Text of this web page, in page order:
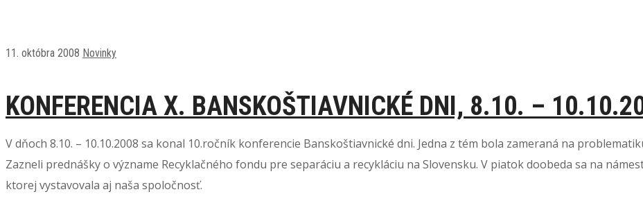
11. októbra 2008 Novinky
KONFERENCIA X. BANSKOŠTIAVNICKÉ DNI, 8.10. –
V dňoch 8.10. – 10.10.2008 sa konal 10.ročník konferencie Banskoštiavnické dni. Jedna z tém bola zameraná na
Zazneli prednášky o význame Recyklačného fondu pre separáciu a recykláciu na Slovensku. V piatok doobeda sa na
ktorej vystavovala aj naša spoločnosť.